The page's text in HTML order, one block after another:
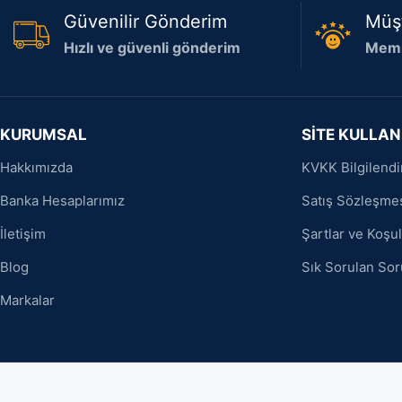
Güvenilir Gönderim
Hızlı ve güvenli gönderim
KURUMSAL
Hakkımızda
Banka Hesaplarımız
İletişim
Blog
Markalar
SİTE
KVKK
Satış
Şartlar ve
Sık Sorulan